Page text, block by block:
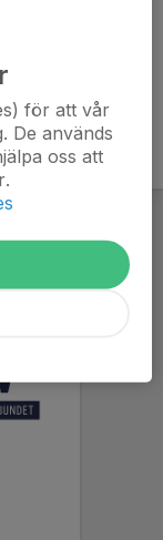
för att vår
De används
oss att